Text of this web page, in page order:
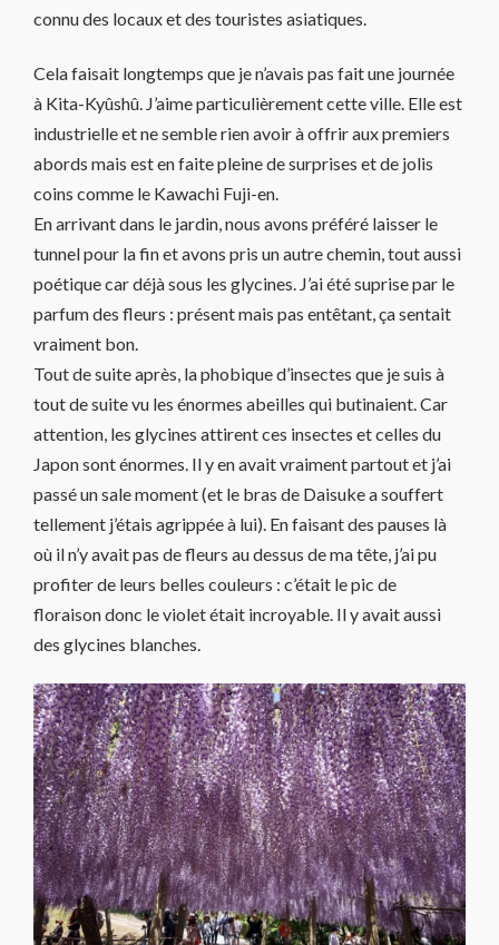
connu des locaux et des touristes asiatiques.
Cela faisait longtemps que je n’avais pas fait une journée
à Kita-Kyûshû. J’aime particulièrement cette ville. Elle est
industrielle et ne semble rien avoir à offrir aux premiers
abords mais est en faite pleine de surprises et de jolis
coins comme le Kawachi Fuji-en.
En arrivant dans le jardin, nous avons préféré laisser le
tunnel pour la fin et avons pris un autre chemin, tout aussi
poétique car déjà sous les glycines. J’ai été suprise par le
parfum des fleurs : présent mais pas entêtant, ça sentait
vraiment bon.
Tout de suite après, la phobique d’insectes que je suis à
tout de suite vu les énormes abeilles qui butinaient. Car
attention, les glycines attirent ces insectes et celles du
Japon sont énormes. Il y en avait vraiment partout et j’ai
passé un sale moment (et le bras de Daisuke a souffert
tellement j’étais agrippée à lui). En faisant des pauses là
où il n’y avait pas de fleurs au dessus de ma tête, j’ai pu
profiter de leurs belles couleurs : c’était le pic de
floraison donc le violet était incroyable. Il y avait aussi
des glycines blanches.